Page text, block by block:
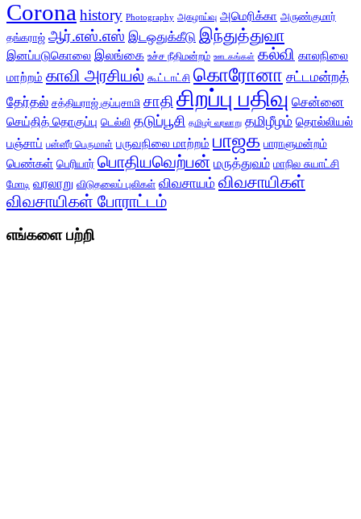
Corona history Photography அகழாய்வு அமெரிக்கா அருண்குமார்
தங்கராஜ் ஆர்.எஸ்.எஸ் இடஒதுக்கீடு இந்துத்துவா
இனப்படுகொலை இலங்கை உச்ச நீதிமன்றம் ஊடகங்கள் கல்வி காலநிலை
மாற்றம் காவி அரசியல் கூட்டாட்சி கொரோனா சட்டமன்றத்
தேர்தல் சத்தியராஜ் குப்புசாமி சாதிசிறப்பு பதிவு சென்னை
செய்தித் தொகுப்பு டெல்லி தடுப்பூசி தமிழர் வரலாறு தமிழீழம் தொல்லியல்
பஞ்சாப் பன்னீர் பெருமாள் பருவநிலை மாற்றம் பாஜக பாராளுமன்றம்
பெண்கள் பெரியார் பொதியவெற்பன் மருத்துவம் மாநில சுயாட்சி
மோடி வரலாறு விடுதலைப் புலிகள் விவசாயம் விவசாயிகள்
விவசாயிகள் போராட்டம்
எங்களை பற்றி